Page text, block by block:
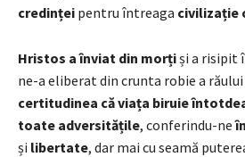
credinței pentru întreaga civilizație
Hristos a înviat din morțiși a risipit
ne-a eliberat din crunta robie a
certitudinea că viața biruie
toate adversitățile, conferindu-ne
și libertate, dar mai cu seamă